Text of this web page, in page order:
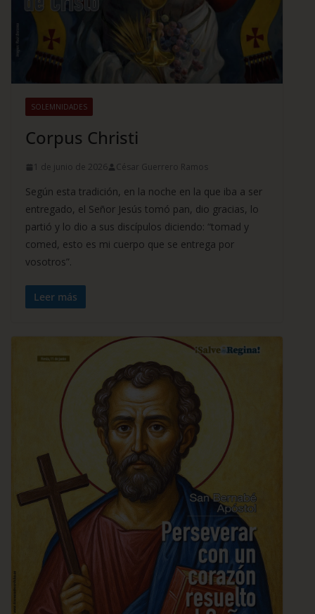
SOLEMNIDADES
Corpus Christi
1 de junio de 2026 César Guerrero Ramos
Según esta tradición, en la noche en la que iba a ser
entregado, el Señor Jesús tomó pan, dio gracias, lo
partió y lo dio a sus discípulos diciendo: “tomad y
comed, esto es mi cuerpo que se entrega por
vosotros”.
Leer más